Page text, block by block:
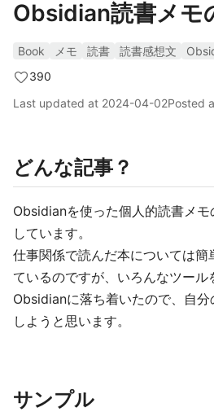
Obsidian読書メモ
Book メモ 読書 読書感想文
390
Last updated at 2024-04-02Posted
どんな記事？
Obsidianを使った個人的読書メ
しています。
仕事関係で読んだ本については簡
ているのですが、いろんなツール
Obsidianに落ち着いたので、自
しようと思います。
サンプル